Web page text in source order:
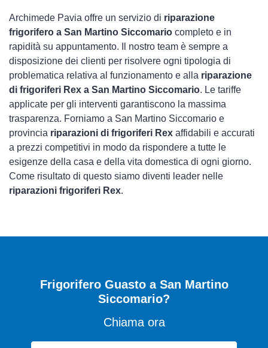
Archimede Pavia offre un servizio di riparazione
frigorifero a San Martino Siccomario completo e in
rapidità su appuntamento. Il nostro team è sempre a
disposizione dei clienti per risolvere ogni tipologia di
problematica relativa al funzionamento e alla riparazione
di frigoriferi Rex a San Martino Siccomario. Le tariffe
applicate per gli interventi garantiscono la massima
trasparenza. Forniamo a San Martino Siccomario e
provincia riparazioni di frigoriferi Rex affidabili e accurati
a prezzi competitivi in modo da rispondere a tutte le
esigenze della casa e della vita domestica di ogni giorno.
Come risultato di questo siamo diventi leader nelle
riparazioni frigoriferi Rex.
Frigorifero Guastoa San Martino
Siccomario?
Chiama ora